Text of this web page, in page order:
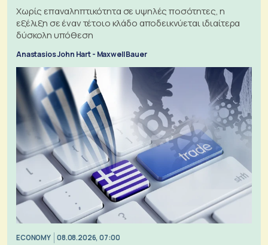
Χωρίς επαναληπτικότητα σε υψηλές ποσότητες, η
εξέλιξη σε έναν τέτοιο κλάδο αποδεικνύεται ιδιαίτερα
δύσκολη υπόθεση
Anastasios John Hart - Maxwell Bauer
ECONOMY 08.08.2026, 07:00